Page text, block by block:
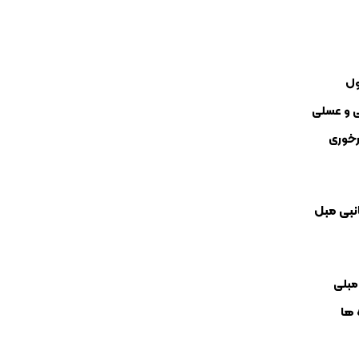
و عسلی
مبل
ها